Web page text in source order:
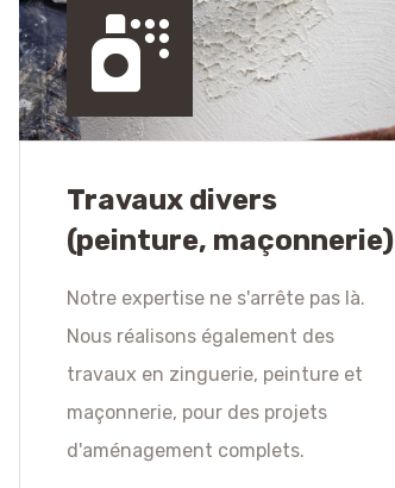
Travaux divers
(peinture, maçonnerie)
Notre expertise ne s'arrête pas là.
Nous réalisons également des
travaux en zinguerie, peinture et
maçonnerie, pour des projets
d'aménagement complets.